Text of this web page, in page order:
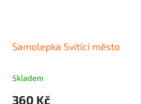
Samolepka Svítící město
Skladem
360 Kč